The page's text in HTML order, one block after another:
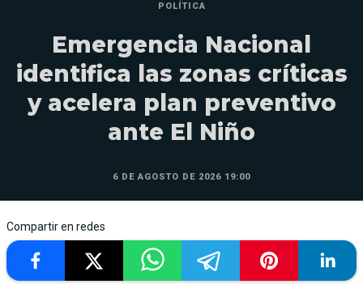
POLÍTICA
Emergencia Nacional
identifica las zonas críticas
y acelera plan preventivo
ante El Niño
6 DE AGOSTO DE 2026 19:00
Compartir en redes